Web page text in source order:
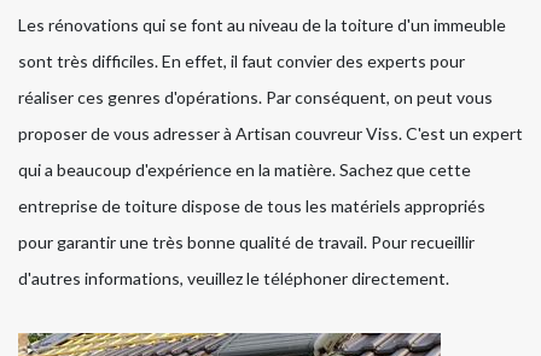
Les rénovations qui se font au niveau de la toiture d'un immeuble
sont très difficiles. En effet, il faut convier des experts pour
réaliser ces genres d'opérations. Par conséquent, on peut vous
proposer de vous adresser à Artisan couvreur Viss. C'est un expert
qui a beaucoup d'expérience en la matière. Sachez que cette
entreprise de toiture dispose de tous les matériels appropriés
pour garantir une très bonne qualité de travail. Pour recueillir
d'autres informations, veuillez le téléphoner directement.